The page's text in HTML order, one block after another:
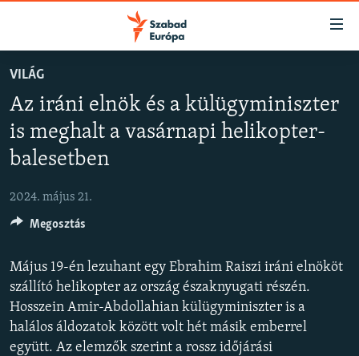
Akadálymentes
Ugrás
oldalra
Ugrás
AKTUÁLIS
PODCASTOK
ELEMZŐ
NER15
SZABADON
TÁRSADALOM
DEMOKRÁCIA
A PÉNZ NYOMÁBAN
VILÁG
Az iráni elnök és a külügyminiszter
is meghalt a vasárnapi helikopter-
balesetben
2024. május 21.
Május 19-én lezuhant egy Ebrahim Raiszi iráni elnököt
szállító helikopter az ország északnyugati részén.
Hosszein Amir-Abdollahian külügyminiszter is a
halálos áldozatok között volt hét másik emberrel
együtt. Az elemzők szerint a rossz időjárási
Megosztás
FELIRATKOZÁS